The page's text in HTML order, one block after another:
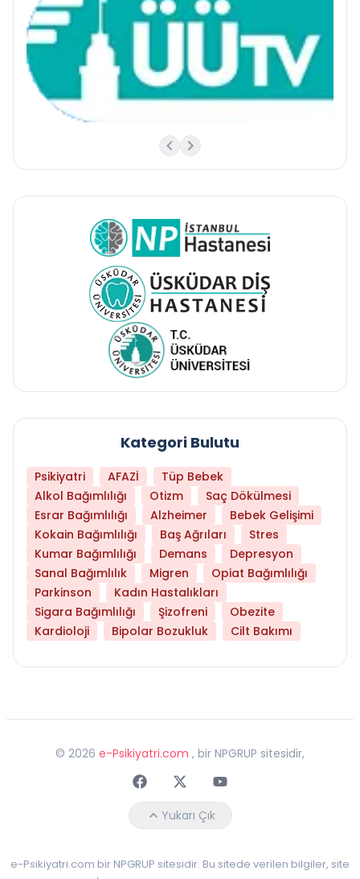
Kategori Bulutu
Psikiyatri AFAZİ
Tüp Bebek
Alkol Bağımlılığı
Otizm
Saç Dökülmesi
Esrar Bağımlılığı
Alzheimer
Bebek Gelişimi
Kokain Bağımlılığı
Baş Ağrıları
Stres
Kumar Bağımlılığı
Demans
Depresyon
Sanal Bağımlılık
Migren
Opiat Bağımlılığı
Parkinson
Kadın Hastalıkları
Sigara Bağımlılığı
Şizofreni
Obezite
Kardioloji
Bipolar Bozukluk Cilt Bakımı
© 2026 e-Psikiyatri.com , bir NPGRUP sitesidir,
FaceebokTwitterYoutube
Yukarı Çık
e-Psikiyatri.com bir NPGRUP sitesidir. Bu sitede verilen bilgiler, site